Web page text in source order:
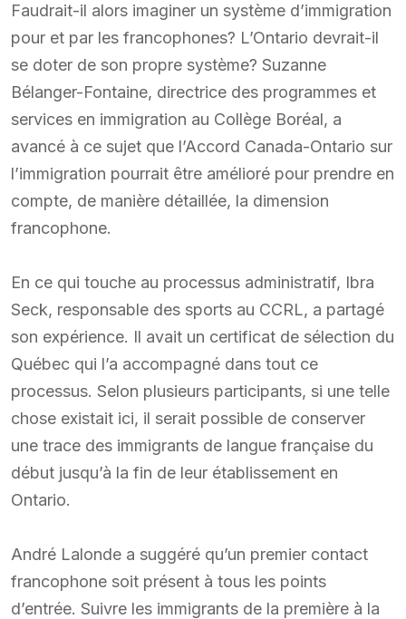
Faudrait-il alors imaginer un système d’immigration
pour et par les francophones? L’Ontario devrait-il
se doter de son propre système? Suzanne
Bélanger-Fontaine, directrice des programmes et
services en immigration au Collège Boréal, a
avancé à ce sujet que l’Accord Canada-Ontario sur
l’immigration pourrait être amélioré pour prendre en
compte, de manière détaillée, la dimension
francophone.
En ce qui touche au processus administratif, Ibra
Seck, responsable des sports au CCRL, a partagé
son expérience. Il avait un certificat de sélection du
Québec qui l’a accompagné dans tout ce
processus. Selon plusieurs participants, si une telle
chose existait ici, il serait possible de conserver
une trace des immigrants de langue française du
début jusqu’à la fin de leur établissement en
Ontario.
André Lalonde a suggéré qu’un premier contact
francophone soit présent à tous les points
d’entrée. Suivre les immigrants de la première à la